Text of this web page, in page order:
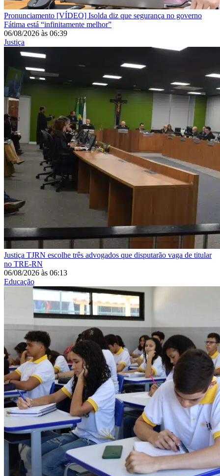
Pronunciamento [VÍDEO] Isolda diz que segurança no governo
Fátima está “infinitamente melhor”
06/08/2026 às 06:39
Justiça
Justiça TJRN escolhe três advogados que disputarão vaga de titular
no TRE-RN
06/08/2026 às 06:13
Educação